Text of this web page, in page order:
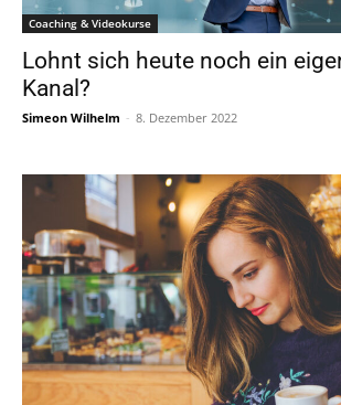
Coaching & Videokurse
Lohnt sich heute noch ein
Kanal?
Simeon Wilhelm - 8. Dezember 2022